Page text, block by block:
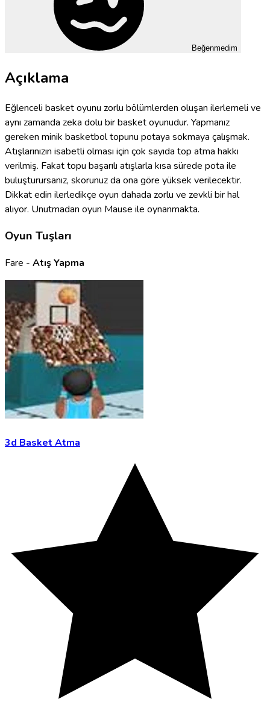
Beğenmedim
Açıklama
Eğlenceli basket oyunu zorlu bölümlerden oluşan ilerlemeli ve
aynı zamanda zeka dolu bir basket oyunudur. Yapmanız
gereken minik basketbol topunu potaya sokmaya çalışmak.
Atışlarınızın isabetli olması için çok sayıda top atma hakkı
verilmiş. Fakat topu başarılı atışlarla kısa sürede pota ile
buluşturursanız, skorunuz da ona göre yüksek verilecektir.
Dikkat edin ilerledikçe oyun dahada zorlu ve zevkli bir hal
alıyor. Unutmadan oyun Mause ile oynanmakta.
Oyun Tuşları
Fare - Atış Yapma
3d Basket Atma